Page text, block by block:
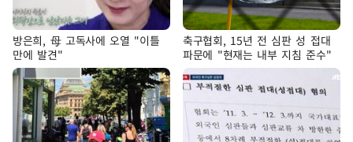
방은희, 母 고독사에 오열 "이틀
만에 발견"
축구협회, 15년 전 심판 성 접대
파문에 "현재는 내부 지침 준수"